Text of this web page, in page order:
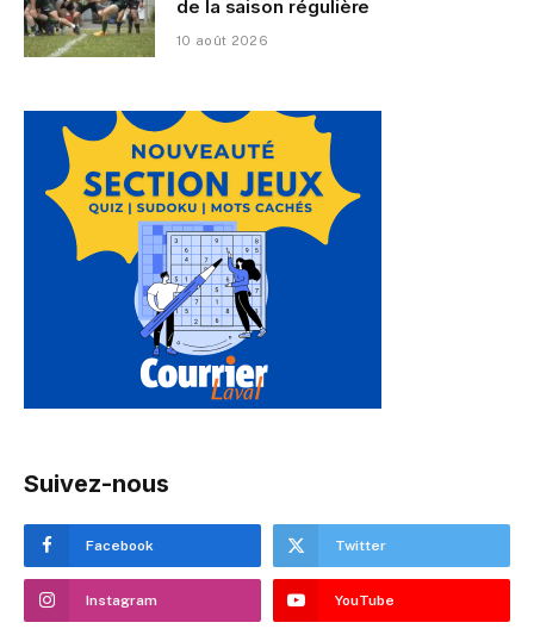
de la saison régulière
10 août 2026
Suivez-nous
Facebook Twitter
Instagram YouTube